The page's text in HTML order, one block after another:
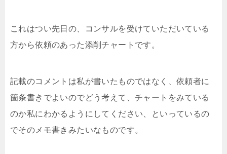
これはつい先日の、コンサルを受けていただいている
方から依頼のあった添削チャートです。
記載のコメントは私が書いたものではなく、依頼者に
箇条書きでよいのでどう考えて、チャートをみている
のか私にわかるようにしてください、といっているの
でそのメモ書きみたいなものです。